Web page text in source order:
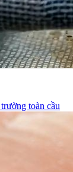
toàn cầu